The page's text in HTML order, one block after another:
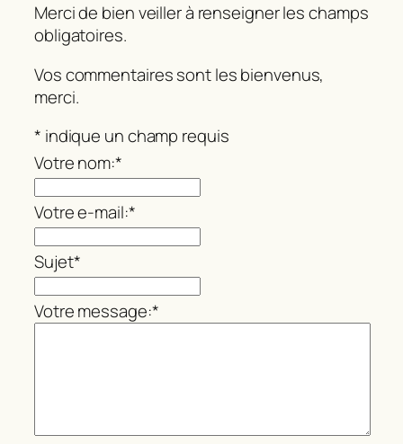
Merci de bien veiller à renseigner les champs
obligatoires.
Vos commentaires sont les bienvenus,
merci.
* indique un champ requis
Votre nom:*
Votre e-mail:*
Sujet*
Votre message:*